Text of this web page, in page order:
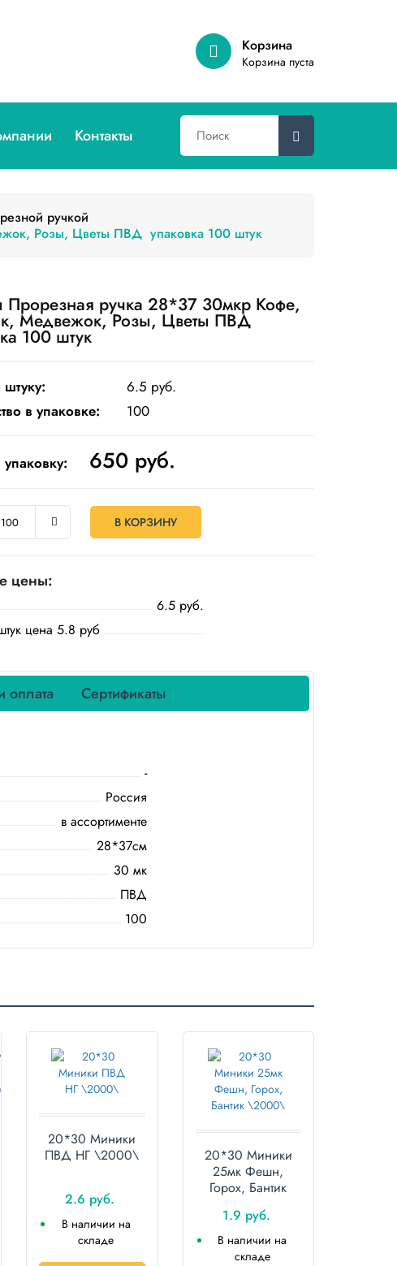
Корзина
Корзина пуста
Контакты
ручкой
Розы, Цветы ПВД упаковка 100 штук
Прорезная ручка 28*37 30мкр Кофе,
Медвежок, Розы, Цветы ПВД
100 штук
6.5 руб.
в упаковке:
100
650 руб.
В КОРЗИНУ
цены:
6.5 руб.
цена 5.8 руб
оплата Сертификаты
-
Россия
в ассортименте
28*37см
30 мк
ПВД
100
20*30 Миники
ПВД НГ \2000\
2.6 руб.
В наличии на
складе
20*30 Миники
25мк Фешн,
Горох, Бантик
1.9 руб.
В наличии на
складе